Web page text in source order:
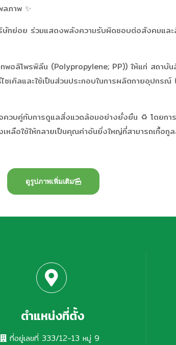
ลภาพ ✨
ย่อย ร่วมแสดงพลังความรับผิดชอบต่อสังคมและ
อลิโพรพิลีน (Polypropylene; PP)) ให้แก่ สถาบั
เคิลและใช้เป็นส่วนประกอบในการผลิตกายอุปกรณ์
ควบคู่กับการดูแลสิ่งแวดล้อมอย่างยั่งยืน ♻️ โดยกา
ลือใช้ให้กลายเป็นคุณค่าอันยิ่งใหญ่ที่สามารถเกื้อกู
ดูรูปภาพเพิ่มเติม
ตำแหน่งที่ตั้ง
ที่อยู่เลขที่ 333/12-13 หมู่ 9